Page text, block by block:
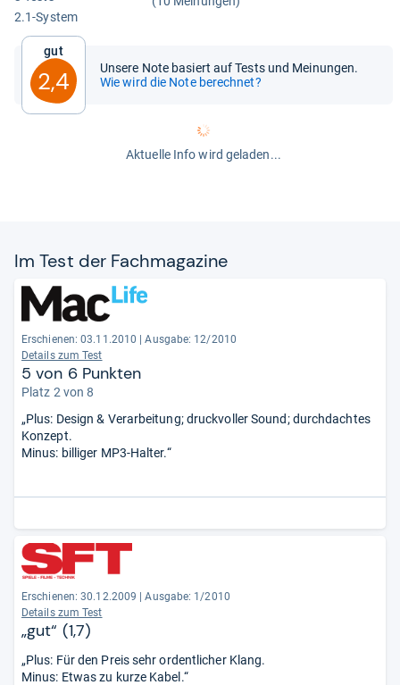
2.1-​Sys­tem
Gut
2,4
Unsere Note basiert auf Tests und Meinungen.
Wie wird die Note berechnet?
Aktuelle Info wird geladen...
Im Test der Fach­ma­ga­zine
Erschienen: 03.11.2010
Ausgabe: 12/2010
Details zum Test
5 von 6 Punkten
Platz 2 von 8
„Plus: Design & Verarbeitung; druckvoller Sound; durchdachtes
Konzept.
Minus: billiger MP3-Halter.“
Erschienen: 30.12.2009
Ausgabe: 1/2010
Details zum Test
„gut“ (1,7)
„Plus: Für den Preis sehr ordentlicher Klang.
Minus: Etwas zu kurze Kabel.“